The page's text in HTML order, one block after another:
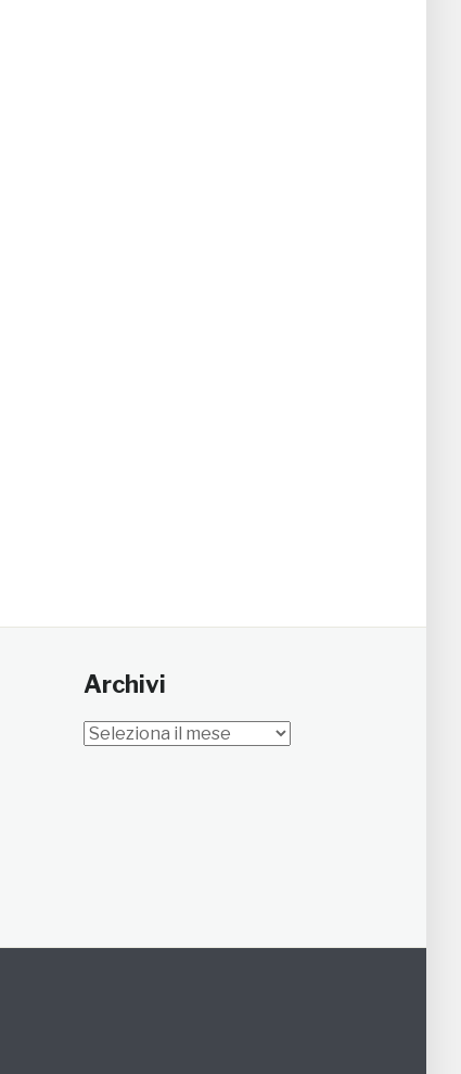
Archivi
Archivi